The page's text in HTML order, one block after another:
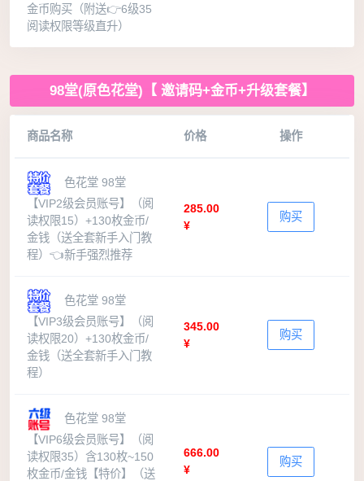
金币购买（附送👉6级35
阅读权限等级直升）
98堂(原色花堂)【 邀请码+金币+升级套餐】
商品名称 价格 操作
色花堂 98堂
【VIP2级会员账号】（阅
读权限15）+130枚金币/
金钱（送全套新手入门教
程）👈新手强烈推荐
285.00
¥
购买
色花堂 98堂
【VIP3级会员账号】（阅
读权限20）+130枚金币/
金钱（送全套新手入门教
程）
345.00
¥
购买
色花堂 98堂
【VIP6级会员账号】（阅
读权限35）含130枚~150
枚金币/金钱【特价】（送
666.00
¥
购买